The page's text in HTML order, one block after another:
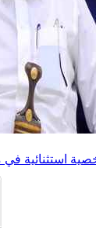
استثنائية